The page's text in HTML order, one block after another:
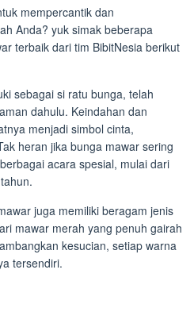
mempercantik dan
Anda? yuk simak beberapa
terbaik dari tim BibitNesia berikut
sebagai si ratu bunga, telah
dahulu. Keindahan dan
menjadi simbol cinta,
heran jika bunga mawar sering
acara spesial, mulai dari
juga memiliki beragam jenis
mawar merah yang penuh gairah
kesucian, setiap warna
tersendiri.